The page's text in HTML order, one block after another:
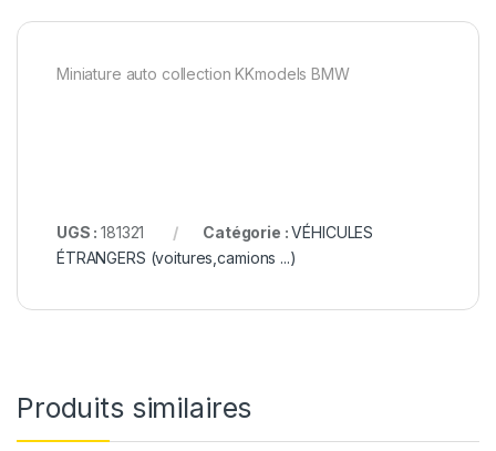
Miniature auto collection KKmodels BMW
UGS :181321 Catégorie :VÉHICULES
ÉTRANGERS (voitures,camions ...)
Produits similaires